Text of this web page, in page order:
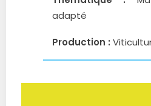
adapté
Production :